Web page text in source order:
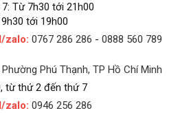
Từ 7h30 tới 21h00
tới 19h00
zalo:0767 286 286 -0888 560 789
Phú Thạnh, TP Hồ Chí Minh
từ thứ 2 đến thứ 7
zalo:0946 256 286